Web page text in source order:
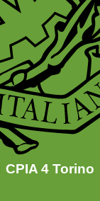
CPIA 4 Torino